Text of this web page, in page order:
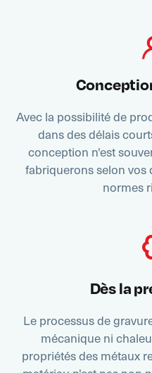
Avec la possibilité de
dans des délais
conception n'est
fabriquerons selon vos
normes
Dès la
Le processus de
mécanique ni
propriétés des métaux